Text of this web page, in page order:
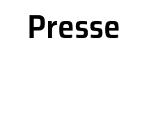
Presse